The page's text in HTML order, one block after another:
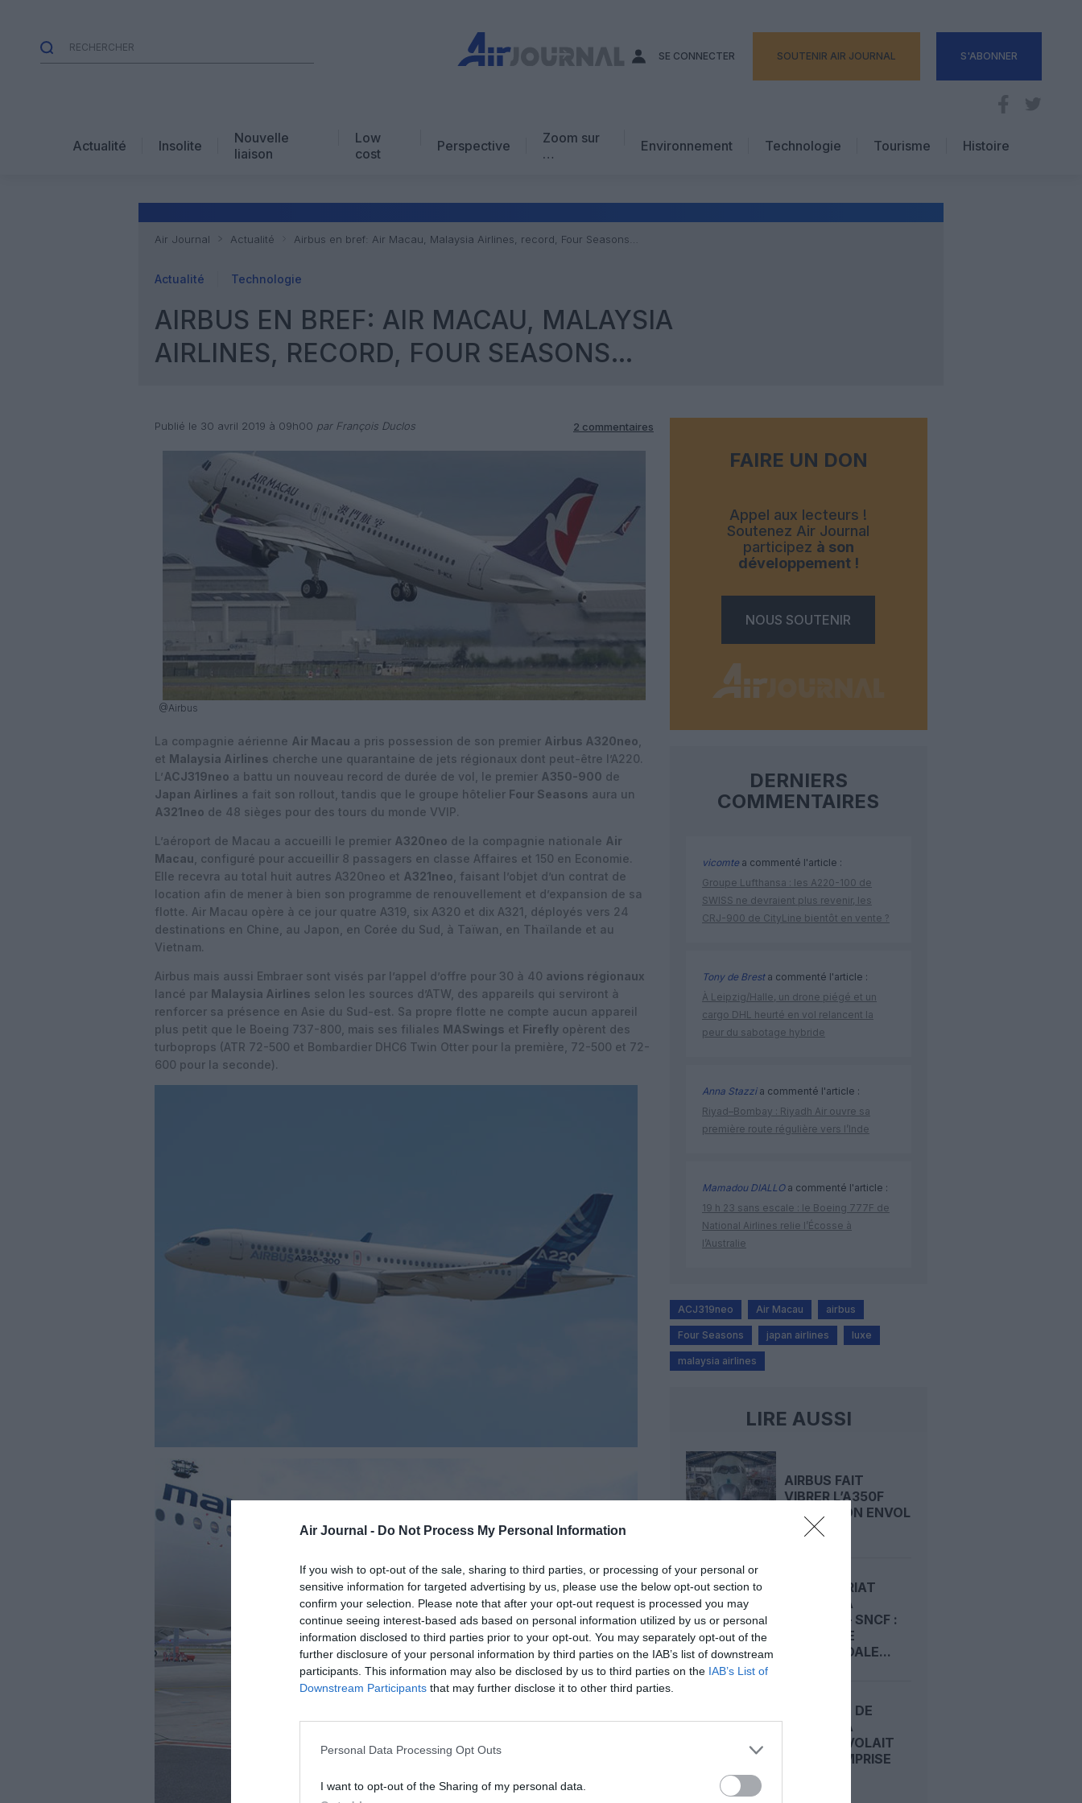
Air Journal - Do Not Process My Personal Information
If you wish to opt-out of the sale, sharing to third parties, or processing of your personal or
sensitive information for targeted advertising by us, please use the below opt-out section to
confirm your selection. Please note that after your opt-out request is processed you may
continue seeing interest-based ads based on personal information utilized by us or personal
information disclosed to third parties prior to your opt-out. You may separately opt-out of the
further disclosure of your personal information by third parties on the IAB’s list of downstream
participants. This information may also be disclosed by us to third parties on the IAB’s List of
Downstream Participants that may further disclose it to other third parties.
Personal Data Processing Opt Outs
I want to opt-out of the Sharing of my personal data.
SE CONNECTER SOUTENIR AIR JOURNAL S'ABONNER
Actualité Insolite
Nouvelle
liaison
Low
cost
Perspective
Zoom sur
…
Avis d’expert
Environnement Technologie
Tourisme
Hôtellerie
Histoire
Air Journal Actualité Airbus en bref: Air Macau, Malaysia Airlines, record, Four Seasons…
Actualité Technologie
AIRBUS EN BREF: AIR MACAU, MALAYSIA
AIRLINES, RECORD, FOUR SEASONS…
Publié le 30 avril 2019 à 09h00 par François Duclos 2 commentaires
@Airbus
La compagnie aérienne Air Macau a pris possession de son premier Airbus A320neo
et Malaysia Airlines cherche une quarantaine de jets régionaux dont peut-être l’A220.
L’ACJ319neo a battu un nouveau record de durée de vol, le premier A350-900 de
Japan Airlines a fait son rollout, tandis que le groupe hôtelier Four Seasons aura un
A321neo de 48 sièges pour des tours du monde VVIP.
L’aéroport de Macau a accueilli le premier A320neo de la compagnie nationale Air
Macau , configuré pour accueillir 8 passagers en classe Affaires et 150 en Economie.
Elle recevra au total huit autres A320neo et A321neo , faisant l’objet d’un contrat de
location afin de mener à bien son programme de renouvellement et d’expansion de sa
flotte. Air Macau opère à ce jour quatre A319, six A320 et dix A321, déployés vers 24
destinations en Chine, au Japon, en Corée du Sud, à Taïwan, en Thaïlande et au
Vietnam.
Airbus mais aussi Embraer sont visés par l’appel d’offre pour 30 à 40 avions régionaux
lancé par Malaysia Airlines selon les sources d’ATW, des appareils qui serviront à
renforcer sa présence en Asie du Sud-est. Sa propre flotte ne compte aucun appareil
plus petit que le Boeing 737-800, mais ses filiales MASwings et Firefly opèrent des
turboprops (ATR 72-500 et Bombardier DHC6 Twin Otter pour la première, 72-500 et 72-
600 pour la seconde).
FAIRE UN DON
Appel aux lecteurs !
Soutenez Air Journal
participez à son
développement !
NOUS SOUTENIR
DERNIERS
COMMENTAIRES
vicomtea commenté l'article :
Groupe Lufthansa : les A220-100 de
SWISS ne devraient plus revenir, les
CRJ-900 de CityLine bientôt en vente ?
Tony de Bresta commenté l'article :
À Leipzig/Halle, un drone piégé et un
cargo DHL heurté en vol relancent la
peur du sabotage hybride
Anna Stazzia commenté l'article :
Riyad–Bombay : Riyadh Air ouvre sa
première route régulière vers l’Inde
Mamadou DIALLOa commenté l'article :
19 h 23 sans escale : le Boeing 777F de
National Airlines relie l’Écosse à
l’Australie
ACJ319neo Air Macau airbus
Four Seasons japan airlines luxe
malaysia airlines
LIRE AUSSI
AIRBUS FAIT
VIBRER L’A350F
AVANT SON ENVOL
PARTENARIAT
MALAYSIA
AIRLINES – SNCF :
UNE OFFRE
INTERMODALE...
UN PILOTE DE
MALAYSIA
AIRLINES VOLAIT
SOUS L’EMPRISE